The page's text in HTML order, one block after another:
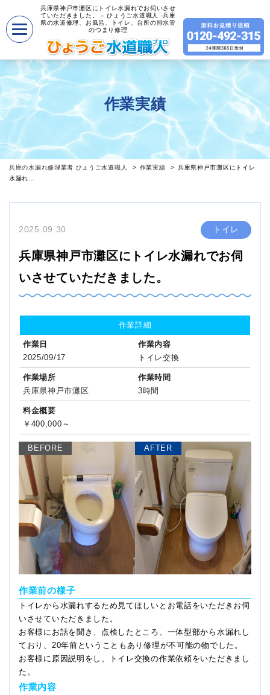
兵庫県神戸市灘区にトイレ水漏れでお伺いさせ
ていただきました。 – ひょうご水道職人 -兵庫
県の水道修理、お風呂、トイレ、台所の排水管
のつまり修理
作業実績
兵庫の水漏れ修理業者 ひょうご水道職人 作業実績
兵庫県神戸市灘区にトイレ
水漏れ…
2025.09.30 トイレ
兵庫県神戸市灘区にトイレ水漏れでお伺
いさせていただきました。
作業詳細
作業日
2025/09/17
作業内容
トイレ交換
作業場所
兵庫県神戸市灘区
作業時間
3時間
料金概要
￥400,000～
BEFORE AFTER
作業前の様子
トイレから水漏れするため見てほしいとお電話をいただきお伺
いさせていただきました。
お客様にお話を聞き、点検したところ、一体型部から水漏れし
ており、20年前ということもあり修理が不可能の物でした。
お客様に原因説明をし、トイレ交換の作業依頼をいただきまし
た。
作業内容